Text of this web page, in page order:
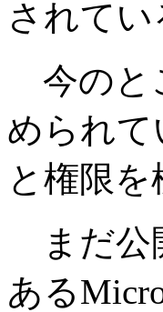
されてい
今のと
められて
と権限
まだ公
ある